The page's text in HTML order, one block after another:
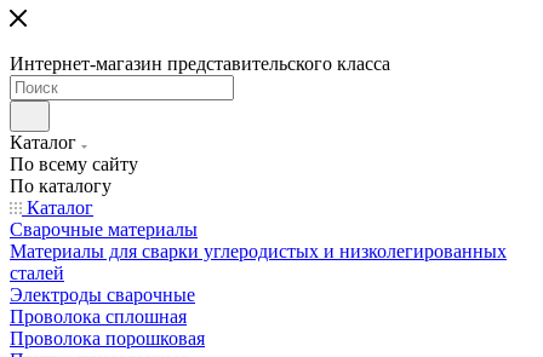
Интернет-магазин представительского класса
Каталог
По всему сайту
По каталогу
Каталог
Сварочные материалы
Материалы для сварки углеродистых и низколегированных
сталей
Электроды сварочные
Проволока сплошная
Проволока порошковая